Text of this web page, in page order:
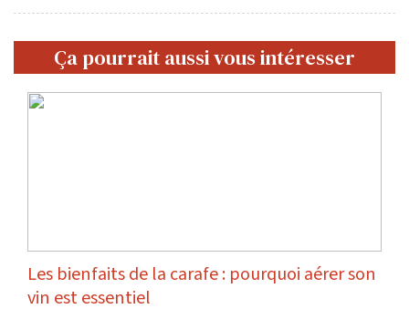
Ça pourrait aussi vous intéresser
Les bienfaits de la carafe : pourquoi aérer son
vin est essentiel